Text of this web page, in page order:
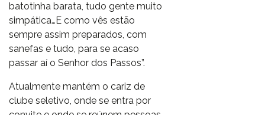
batotinha barata, tudo gente muito
simpática…E como vês estão
sempre assim preparados, com
sanefas e tudo, para se acaso
passar aí o Senhor dos Passos”.
Atualmente mantém o cariz de
clube seletivo, onde se entra por